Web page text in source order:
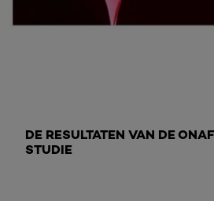
DE RESULTATEN VAN DE
STUDIE